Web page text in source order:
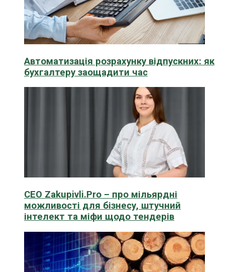
Автоматизація розрахунку відпускних: як
бухгалтеру заощадити час
CEO Zakupivli.Pro – про мільярдні
можливості для бізнесу, штучний
інтелект та міфи щодо тендерів